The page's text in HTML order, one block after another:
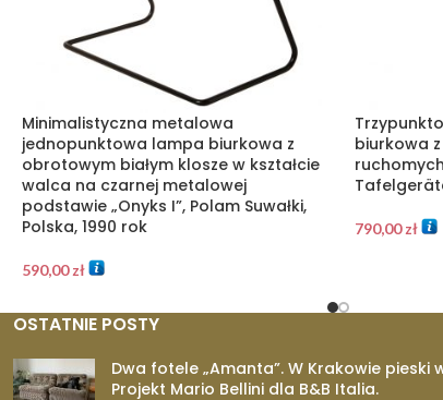
Minimalistyczna metalowa
jednopunktowa lampa biurkowa z
obrotowym białym klosze w kształcie
walca na czarnej metalowej
podstawie „Onyks I”, Polam Suwałki,
Polska, 1990 rok
590,00zł
biurkowa
790,00zł
OSTATNIE POSTY
Dwa fotele „Amanta”. W Krakowie
Projekt Mario Bellini dla B&B Italia.